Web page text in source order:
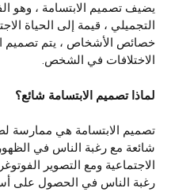
يضيف تصميم الابتسامة ، وهو
التجميلي ، قيمة إلى الحياة
خصائص الأشخاص ، يتم تصميم
الاختلافات في الشخص.
لماذا تصميم الابتسامة شائع؟
تصميم الابتسامة هي ممارسة
شائعة مع رغبة الناس في
الاجتماعية ومع التصوير
رغبة الناس في الحصول على